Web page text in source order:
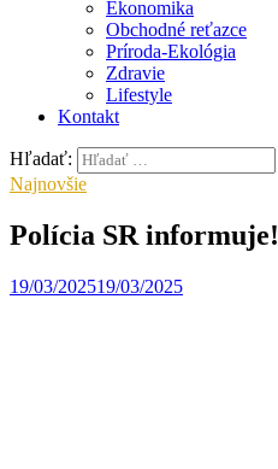
Ekonomika
Obchodné reťazce
Príroda-Ekológia
Zdravie
Lifestyle
Kontakt
Hľadať:
Najnovšie
Polícia SR informuje!
19/03/202519/03/2025